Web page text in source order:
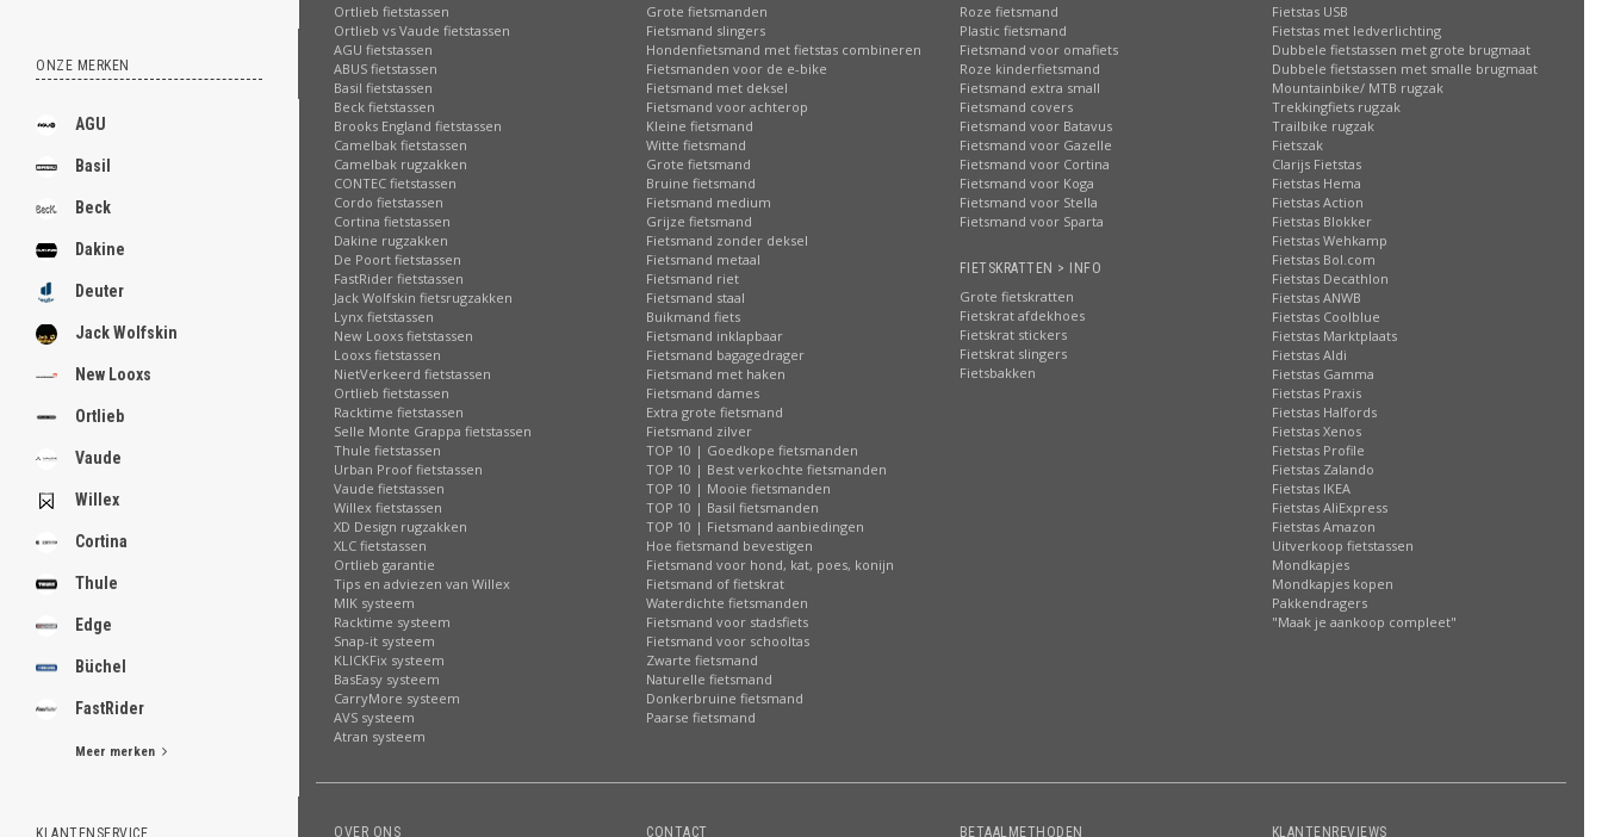
ONZE MERKEN
AGU
Basil
Beck
Dakine
Deuter
Jack Wolfskin
New Looxs
Ortlieb
Vaude
Willex
Cortina
Thule
Edge
Büchel
FastRider
Meer merken
KLANTENSERVICE
Ortlieb fietstassen
Ortlieb vs Vaude fietstassen
AGU fietstassen
ABUS fietstassen
Basil fietstassen
Beck fietstassen
Brooks England fietstassen
Camelbak fietstassen
Camelbak rugzakken
CONTEC fietstassen
Cordo fietstassen
Cortina fietstassen
Dakine rugzakken
De Poort fietstassen
FastRider fietstassen
Jack Wolfskin fietsrugzakken
Lynx fietstassen
New Looxs fietstassen
Looxs fietstassen
NietVerkeerd fietstassen
Ortlieb fietstassen
Racktime fietstassen
Selle Monte Grappa fietstassen
Thule fietstassen
Urban Proof fietstassen
Vaude fietstassen
Willex fietstassen
XD Design rugzakken
XLC fietstassen
Ortlieb garantie
Tips en adviezen van Willex
MIK systeem
Racktime systeem
Snap-it systeem
KLICKFix systeem
BasEasy systeem
CarryMore systeem
AVS systeem
Atran systeem
Grote fietsmanden
Fietsmand slingers
Hondenfietsmand met fietstas combineren
Fietsmanden voor de e-bike
Fietsmand met deksel
Fietsmand voor achterop
Kleine fietsmand
Witte fietsmand
Grote fietsmand
Bruine fietsmand
Fietsmand medium
Grijze fietsmand
Fietsmand zonder deksel
Fietsmand metaal
Fietsmand riet
Fietsmand staal
Buikmand fiets
Fietsmand inklapbaar
Fietsmand bagagedrager
Fietsmand met haken
Fietsmand dames
Extra grote fietsmand
Fietsmand zilver
TOP 10 | Goedkope fietsmanden
TOP 10 | Best verkochte fietsmanden
TOP 10 | Mooie fietsmanden
TOP 10 | Basil fietsmanden
TOP 10 | Fietsmand aanbiedingen
Hoe fietsmand bevestigen
Fietsmand voor hond, kat, poes, konijn
Fietsmand of fietskrat
Waterdichte fietsmanden
Fietsmand voor stadsfiets
Fietsmand voor schooltas
Zwarte fietsmand
Naturelle fietsmand
Donkerbruine fietsmand
Paarse fietsmand
Roze fietsmand
Plastic fietsmand
Fietsmand voor omafiets
Roze kinderfietsmand
Fietsmand extra small
Fietsmand covers
Fietsmand voor Batavus
Fietsmand voor Gazelle
Fietsmand voor Cortina
Fietsmand voor Koga
Fietsmand voor Stella
Fietsmand voor Sparta
FIETSKRATTEN > INFO
Grote fietskratten
Fietskrat afdekhoes
Fietskrat stickers
Fietskrat slingers
Fietsbakken
Fietstas USB
Fietstas met ledverlichting
Dubbele fietstassen met grote brugmaat
Dubbele fietstassen met smalle brugmaat
Mountainbike/ MTB rugzak
Trekkingfiets rugzak
Trailbike rugzak
Fietszak
Clarijs Fietstas
Fietstas Hema
Fietstas Action
Fietstas Blokker
Fietstas Wehkamp
Fietstas Bol.com
Fietstas Decathlon
Fietstas ANWB
Fietstas Coolblue
Fietstas Marktplaats
Fietstas Aldi
Fietstas Gamma
Fietstas Praxis
Fietstas Halfords
Fietstas Xenos
Fietstas Profile
Fietstas Zalando
Fietstas IKEA
Fietstas AliExpress
Fietstas Amazon
Uitverkoop fietstassen
Mondkapjes
Mondkapjes kopen
Pakkendragers
"Maak je aankoop compleet"
OVER ONS CONTACT BETAALMETHODEN KLANTENREVIEWS